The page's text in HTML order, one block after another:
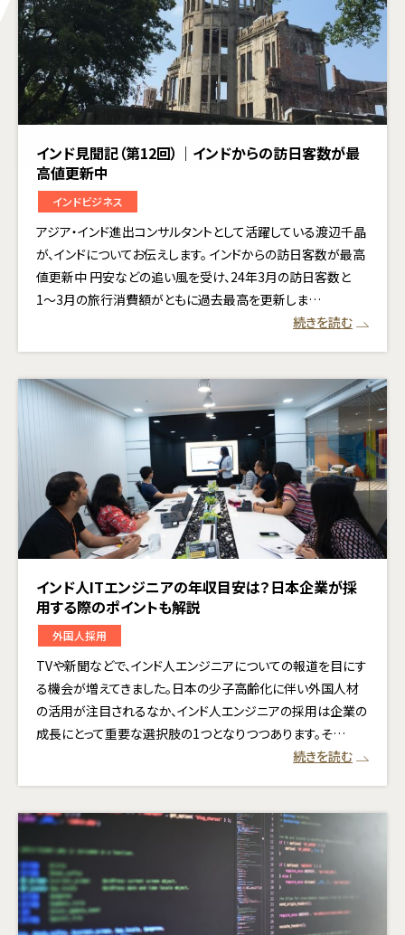
インド見聞記（第12回）｜インドからの訪日客数が最
高値更新中
インドビジネス
アジア・インド進出コンサルタントとして活躍している渡辺千晶
が、インドについてお伝えします。 インドからの訪日客数が最高
値更新中 円安などの追い風を受け、24年3月の訪日客数と
1〜3月の旅行消費額がともに過去最高を更新しま…
続きを読む
インド人ITエンジニアの年収目安は？日本企業が採
用する際のポイントも解説
外国人採用
TVや新聞などで、インド人エンジニアについての報道を目にす
る機会が増えてきました。日本の少子高齢化に伴い外国人材
の活用が注目されるなか、インド人エンジニアの採用は企業の
成長にとって重要な選択肢の1つとなりつつあります。そ…
続きを読む